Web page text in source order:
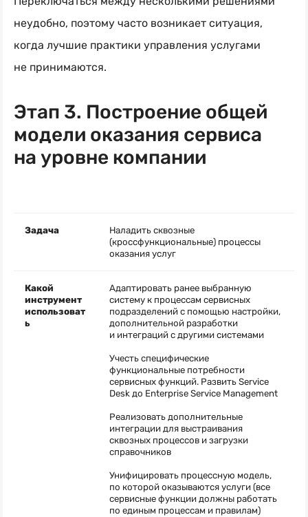
неудобно, поэтому часто возникает ситуация,
когда лучшие практики управления услугами
не принимаются.
Этап 3. Построение общей
модели оказания сервиса
на уровне компании
Задача
Наладить сквозные
(кроссфункциональные) процессы
оказания услуг
Какой
инструмент
использоват
ь
Адаптировать ранее выбранную
систему к процессам сервисных
подразделений с помощью настройки,
дополнительной разработки
и интеграций с другими системами
Учесть специфические
функциональные потребности
сервисных функций. Развить Service
Desk до Enterprise Service Management
Реализовать дополнительные
интеграции для выстраивания
сквозных процессов и загрузки
справочников
Унифицировать процессную модель,
по которой оказываются услуги (все
сервисные функции должны работать
по единым процессам и правилам)